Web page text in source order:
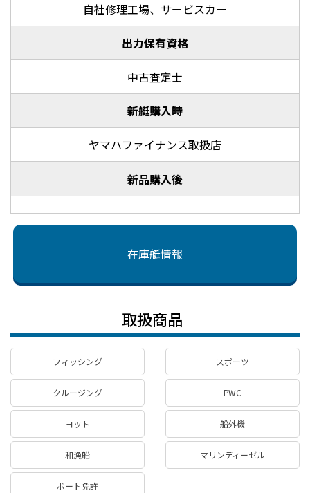
自社修理工場、サービスカー
出力保有資格
中古査定士
新艇購入時
ヤマハファイナンス取扱店
新品購入後
在庫艇情報
取扱商品
フィッシング スポーツ
クルージング PWC
ヨット 船外機
和漁船 マリンディーゼル
ボート免許